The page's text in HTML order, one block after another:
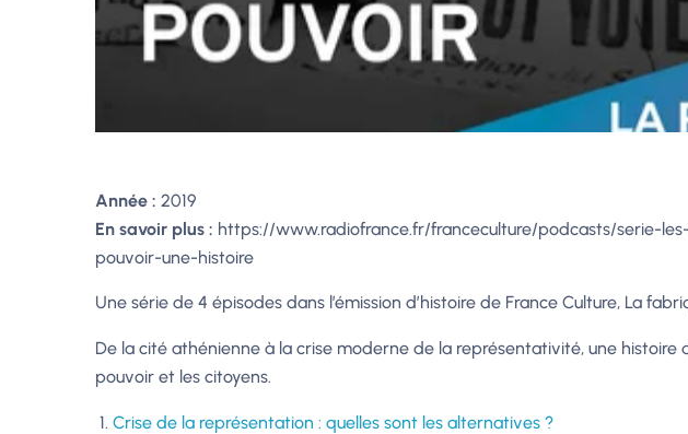
Année : 2019
En savoir plus : https://www.radiofrance.fr/franceculture/podcasts/serie-
pouvoir-une-histoire
Une série de 4 épisodes dans l’émission d’histoire de France Culture, La
De la cité athénienne à la crise moderne de la représentativité, une histoire
pouvoir et les citoyens.
Crise de la représentation : quelles sont les alternatives ?